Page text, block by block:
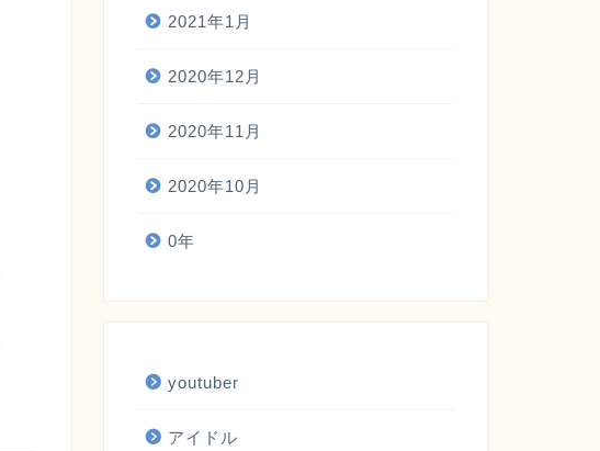
2021年1月
2020年12月
2020年11月
2020年10月
0年
youtuber
アイドル